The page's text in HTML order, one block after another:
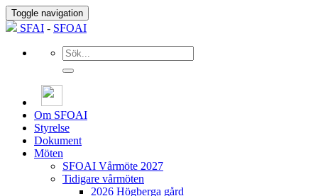
Toggle navigation
SFAI - SFOAI
Om SFOAI
Styrelse
Dokument
Möten
SFOAI Vårmöte 2027
Tidigare vårmöten
2026 Högberga gård